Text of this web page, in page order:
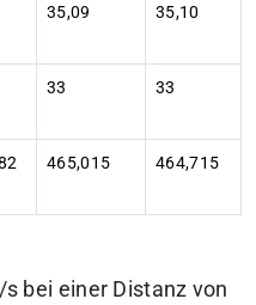
35,09 35,10
33 33
465,015 464,715
bei einer Distanz von